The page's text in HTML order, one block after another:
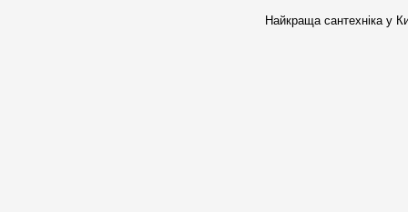
Найкраща сантехніка у